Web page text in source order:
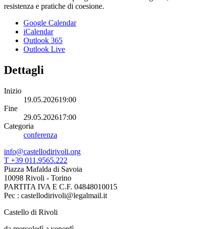
resistenza e pratiche di coesione.
Google Calendar
iCalendar
Outlook 365
Outlook Live
Dettagli
Inizio
19.05.202619:00
Fine
29.05.202617:00
Categoria
conferenza
info@castellodirivoli.org
T +39 011.9565.222
Piazza Mafalda di Savoia
10098 Rivoli - Torino
PARTITA IVA E C.F. 04848010015
Pec : castellodirivoli@legalmail.it
Castello di Rivoli